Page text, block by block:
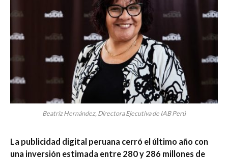
Beatriz Hernández, Directora Ejecutiva de IAB Perú
La publicidad digital peruana cerró el último año con
una inversión estimada entre 280 y 286 millones de